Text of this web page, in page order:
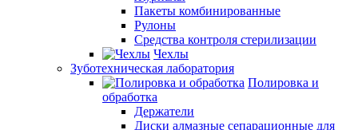
Пакеты комбинированные
Рулоны
Средства контроля стерилизации
Чехлы
Зуботехническая лаборатория
Полировка и
обработка
Держатели
Диски алмазные сепарационные для